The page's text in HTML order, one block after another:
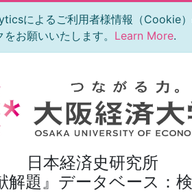
によるご利用者様情報（Cookie）
お願いいたします。 Learn More.
日本経済史研究所
解題』データベース：